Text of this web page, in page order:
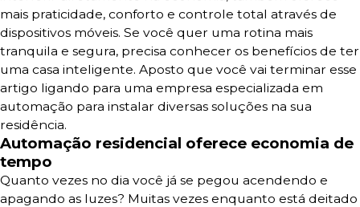
mais praticidade, conforto e controle total através de
dispositivos móveis. Se você quer uma rotina mais
tranquila e segura, precisa conhecer os benefícios de ter
uma casa inteligente. Aposto que você vai terminar esse
artigo ligando para uma empresa especializada em
automação para instalar diversas soluções na sua
residência.
Automação residencial oferece economia de
tempo
Quanto vezes no dia você já se pegou acendendo e
apagando as luzes? Muitas vezes enquanto está deitado